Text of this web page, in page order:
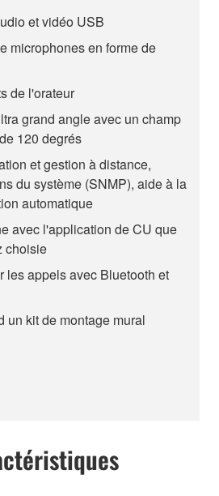
et vidéo USB
microphones en forme de
de l'orateur
grand angle avec un champ
120 degrés
et gestion à distance,
du système (SNMP), aide à la
automatique
avec l'application de CU que
choisie
les appels avec Bluetooth et
un kit de montage mural